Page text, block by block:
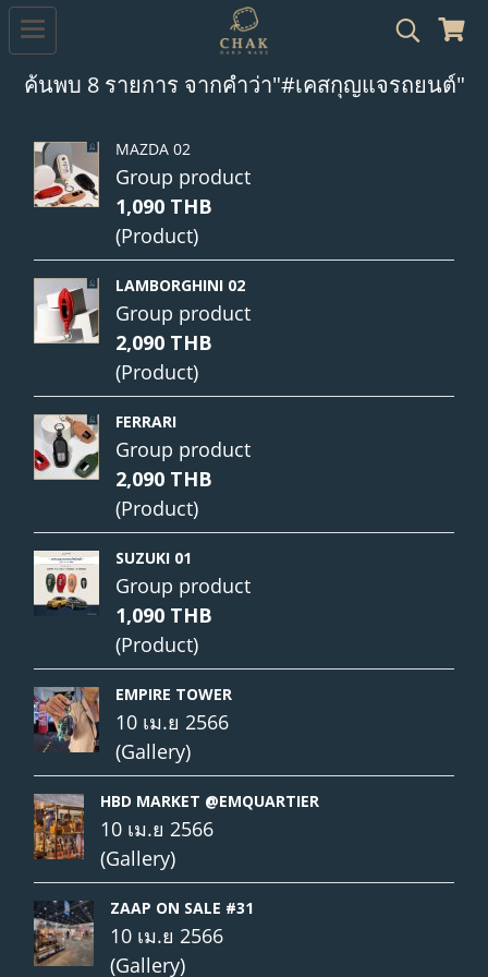
ค้นพบ 8 รายการ จากคำว่า"#เคสกุญแจรถยนต์"
MAZDA 02
Group product
1,090 THB
(Product)
LAMBORGHINI 02
Group product
2,090 THB
(Product)
FERRARI
Group product
2,090 THB
(Product)
SUZUKI 01
Group product
1,090 THB
(Product)
EMPIRE TOWER
10 เม.ย 2566
(Gallery)
HBD MARKET @EMQUARTIER
10 เม.ย 2566
(Gallery)
ZAAP ON SALE #31
10 เม.ย 2566
(Gallery)